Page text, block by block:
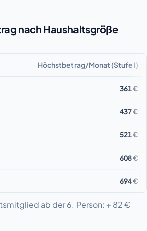
nach Haushaltsgröße
Höchstbetrag/Monat (Stufe I)
361 €
437 €
521 €
608 €
694 €
ab der 6. Person: + 82 €